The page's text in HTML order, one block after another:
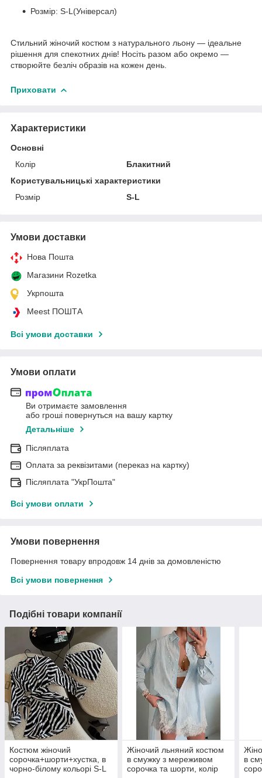
Розмір: S-L(Універсал)
Стильний жіночий костюм з натурального льону — ідеальне
рішення для спекотних днів! Носіть разом або окремо —
створюйте безліч образів на кожен день.
Приховати
Характеристики
Основні
Колір
Блакитний
Користувальницькі характеристики
Розмір
S-L
Умови доставки
Нова Пошта
Магазини Rozetka
Укрпошта
Meest ПОШТА
Всі умови доставки
Умови оплати
Ви отримаєте замовлення
або гроші повернуться на вашу картку
Детальніше
Післяплата
Оплата за реквізитами (переказ на картку)
Післяплата "УкрПошта"
Всі умови оплати
Умови повернення
Повернення товару впродовж 14 днів за домовленістю
Всі умови повернення
Подібні товари компанії
Костюм жіночий
сорочка+шорти+хустка, в
чорно-білому кольорі S-L
Жіночий льняний костюм
в смужку з мереживом
сорочка та шорти, колір
в